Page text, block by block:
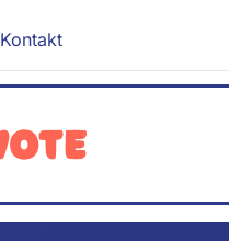
Kontakt